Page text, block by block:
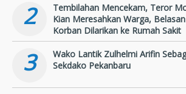
2
Tembilahan Mencekam, Teror
Kian Meresahkan Warga, Belasan
Korban Dilarikan ke Rumah Sakit
3
Wako Lantik Zulhelmi Arifin
Sekdako Pekanbaru